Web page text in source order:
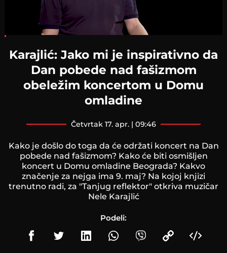
Karajlić: Jako mi je inspirativno da
Dan pobede nad fašizmom
obeležim koncertom u Domu
omladine
četvrtak 17. apr. | 09:46
Kako je došlo do toga da će održati koncert na Dan
pobede nad fašizmom? Kako će biti osmišljen
koncert u Domu omladine Beograda? Kakvo
značenje za nejga ima 9. maj? Na kojoj knjizi
trenutno radi, za "Tanjug reflektor" otkriva muzičar
Nele Karajlić
Podeli: